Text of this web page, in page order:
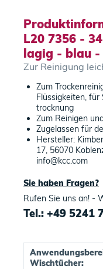
L20 7356 -
lagig - blau -
Zur Reinigung
Zum
Flüssigkeiten,
trocknung
Zum Reinigen
Zugelassen für
Hersteller:
17, 56070
info@kcc.com
Sie haben Fragen?
Rufen Sie uns an! -
Tel.: +49 5241
Wischtücher: